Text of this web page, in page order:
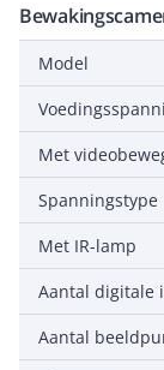
Model
Spanningstype
Met IR-lamp
Aantal digitale